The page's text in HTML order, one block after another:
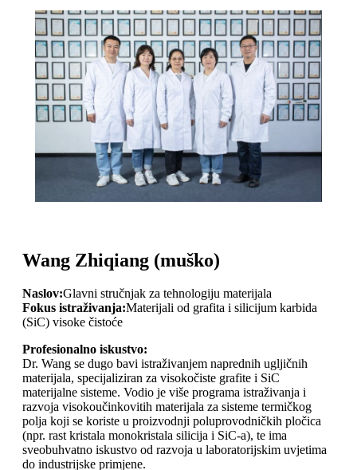
Wang Zhiqiang (muško)
Naslov:Glavni stručnjak za tehnologiju materijala
Fokus istraživanja:Materijali od grafita i silicijum karbida
(SiC) visoke čistoće
Profesionalno iskustvo:
Dr. Wang se dugo bavi istraživanjem naprednih ugljičnih
materijala, specijaliziran za visokočiste grafite i SiC
materijalne sisteme. Vodio je više programa istraživanja i
razvoja visokoučinkovitih materijala za sisteme termičkog
polja koji se koriste u proizvodnji poluprovodničkih pločica
(npr. rast kristala monokristala silicija i SiC-a), te ima
sveobuhvatno iskustvo od razvoja u laboratorijskim uvjetima
do industrijske primjene.